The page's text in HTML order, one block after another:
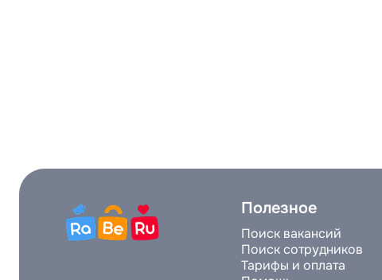
Полезное
Поиск вакансий
Поиск сотрудников
Тарифы и оплата